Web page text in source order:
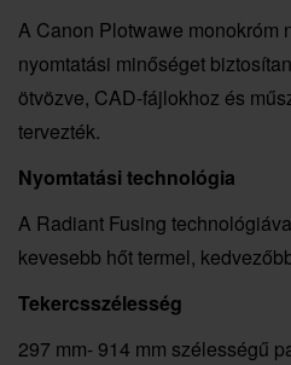
A Canon Plotwawe monokróm
nyomtatási minőséget
ötvözve, CAD-fájlokhoz és
tervezték.
Nyomtatási technológia
A Radiant Fusing
kevesebb hőt termel,
Tekercsszélesség
297 mm- 914 mm szélességű